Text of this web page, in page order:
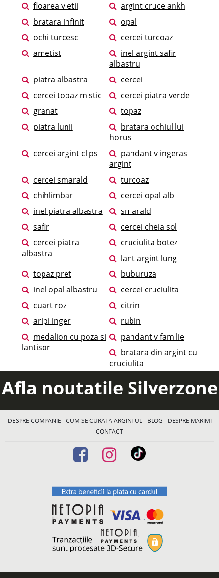
floarea vietii
argint cruce ankh
bratara infinit
opal
ochi turcesc
cercei turcoaz
ametist
inel argint safir
albastru
piatra albastra
cercei
cercei topaz mistic
cercei piatra verde
granat
topaz
piatra lunii
bratara ochiul lui
horus
cercei argint clips
pandantiv ingeras
argint
cercei smarald
turcoaz
chihlimbar
cercei opal alb
inel piatra albastra
smarald
safir
cercei cheia sol
cercei piatra
albastra
cruciulita botez
lant argint lung
topaz pret
buburuza
inel opal albastru
cercei cruciulita
cuart roz
citrin
aripi inger
rubin
medalion cu poza si
lantisor
pandantiv familie
bratara din argint cu
cruciulita
Afla noutatile Silverzone
DESPRE COMPANIE CUM SE CURATA ARGINTUL BLOG
DESPRE MARIMI
CONTACT